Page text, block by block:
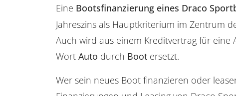
Eine Bootsfinanzierung eines Draco
Jahreszins als Hauptkriterium im Zentrum
Auch wird aus einem Kreditvertrag für
Wort Auto durch Boot ersetzt.
Wer sein neues Boot finanzieren oder